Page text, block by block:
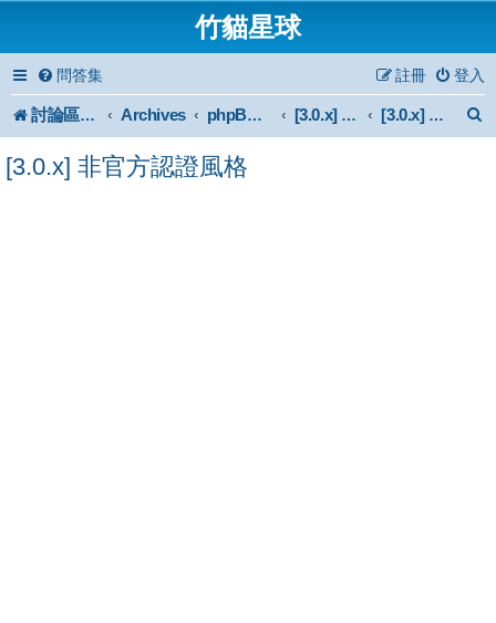
竹貓星球
問答集 登入
註冊
討論區首頁 Archives phpBB 3.0.x Forum Archive [3.0.x] Style [3.0.x] 非官方認證風格
[3.0.x] 非官方認證風格